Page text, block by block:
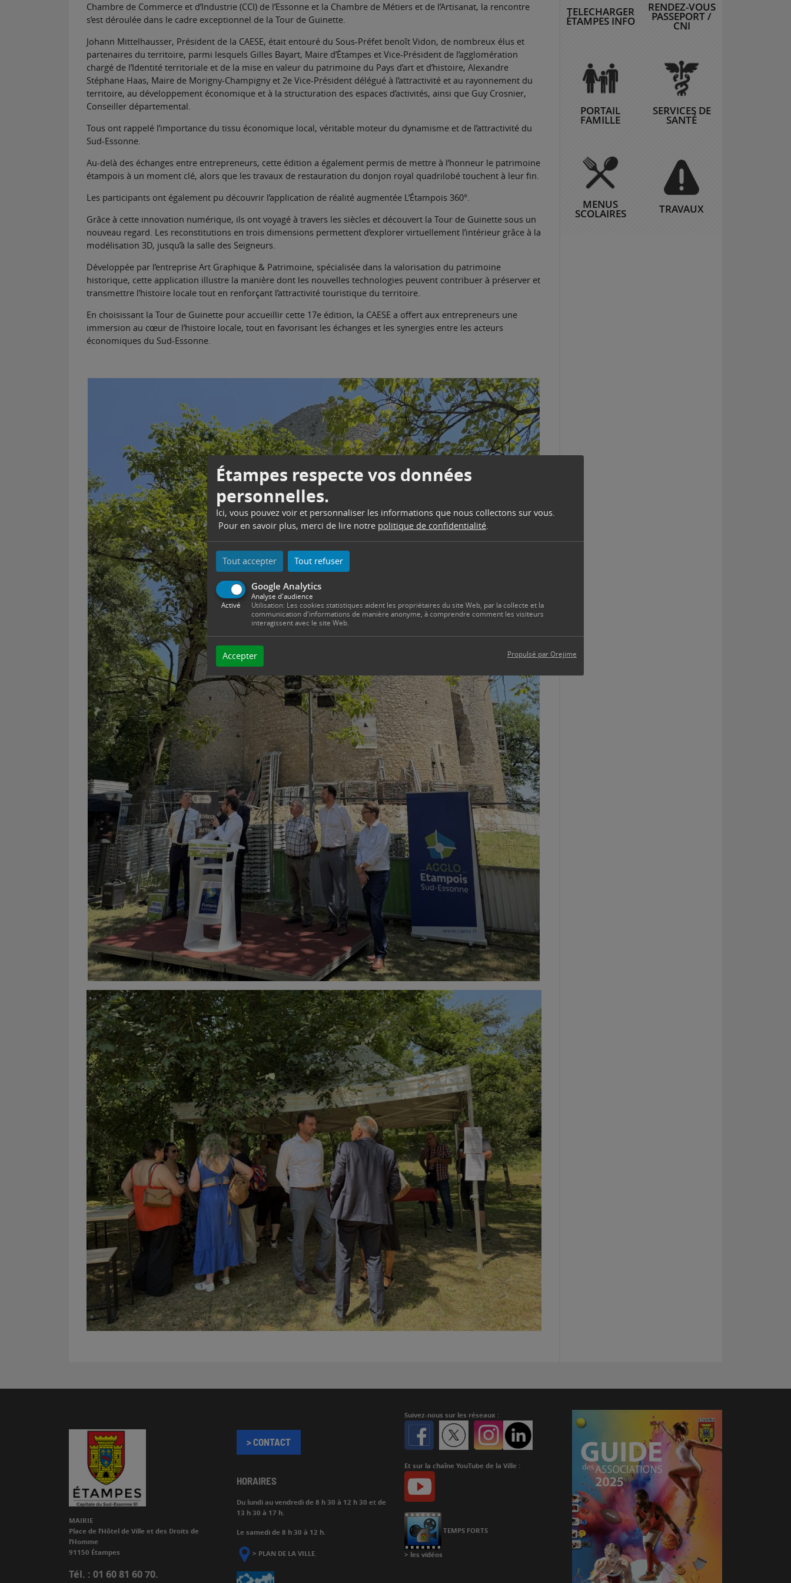
Étampes respecte vos données
personnelles.
Ici, vous pouvez voir et personnaliser les informations que nous collectons sur vous.
Pour en savoir plus, merci de lire notre politique de confidentialité.
Tout accepter Tout refuser
Google Analytics
Activé
Analyse d'audience
Utilisation: Les cookies statistiques aident les propriétaires du site Web, par la collecte et la
communication d'informations de manière anonyme, à comprendre comment les visiteurs
interagissent avec le site Web.
Accepter Propulsé par Orejime
Chambre de Commerce et d’Industrie (CCI) de l’Essonne et la Chambre de Métiers et de l’Artisanat, la rencontre
s’est déroulée dans le cadre exceptionnel de la Tour de Guinette.
Johann Mittelhausser, Président de la CAESE, était entouré du Sous-Préfet benoît Vidon, de nombreux élus et
partenaires du territoire, parmi lesquels Gilles Bayart, Maire d’Étampes et Vice-Président de l’agglomération
chargé de l’Identité territoriale et de la mise en valeur du patrimoine du Pays d’art et d’histoire, Alexandre
Stéphane Haas, Maire de Morigny-Champigny et 2e Vice-Président délégué à l’attractivité et au rayonnement du
territoire, au développement économique et à la structuration des espaces d’activités, ainsi que Guy Crosnier,
Conseiller départemental.
Tous ont rappelé l’importance du tissu économique local, véritable moteur du dynamisme et de l’attractivité du
Sud-Essonne.
Au-delà des échanges entre entrepreneurs, cette édition a également permis de mettre à l’honneur le patrimoine
étampois à un moment clé, alors que les travaux de restauration du donjon royal quadrilobé touchent à leur fin.
Les participants ont également pu découvrir l’application de réalité augmentée L’Étampois 360°.
Grâce à cette innovation numérique, ils ont voyagé à travers les siècles et découvert la Tour de Guinette sous un
nouveau regard. Les reconstitutions en trois dimensions permettent d’explorer virtuellement l’intérieur grâce à la
modélisation 3D, jusqu’à la salle des Seigneurs.
Développée par l’entreprise Art Graphique & Patrimoine, spécialisée dans la valorisation du patrimoine
historique, cette application illustre la manière dont les nouvelles technologies peuvent contribuer à préserver et
transmettre l’histoire locale tout en renforçant l’attractivité touristique du territoire.
En choisissant la Tour de Guinette pour accueillir cette 17e édition, la CAESE a offert aux entrepreneurs une
immersion au cœur de l’histoire locale, tout en favorisant les échanges et les synergies entre les acteurs
économiques du Sud-Essonne.
TELECHARGER
ÉTAMPES INFO
RENDEZ-VOUS
PASSEPORT /
CNI
PORTAIL
FAMILLE
SERVICES DE
SANTÉ
MENUS
SCOLAIRES TRAVAUX
MAIRIE
Place de l’Hôtel de Ville et des Droits de
l’Homme
91150 Étampes
Tél. : 01 60 81 60 70.
> CONTACT
HORAIRES
Du lundi au vendredi de 8 h 30 à 12 h 30 et de
13 h 30 à 17 h.
Le samedi de 8 h 30 à 12 h.
> PLAN DE LA VILLE
Suivez-nous sur les réseaux :
Facebook Twitter Instagram
Et sur la chaîne YouTube de la Ville :
Youtube
Youtube
TEMPS FORTS
> les vidéos